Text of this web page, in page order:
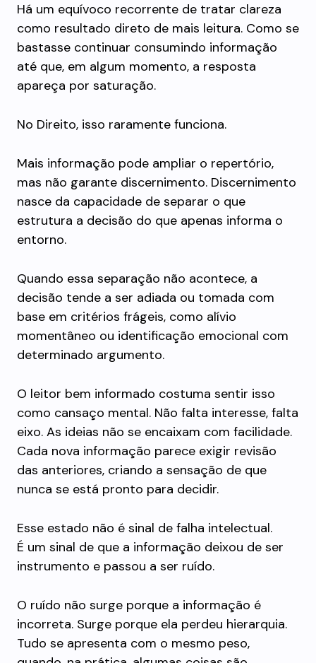
Há um equívoco recorrente de tratar clareza
como resultado direto de mais leitura. Como se
bastasse continuar consumindo informação
até que, em algum momento, a resposta
apareça por saturação.
No Direito, isso raramente funciona.
Mais informação pode ampliar o repertório,
mas não garante discernimento. Discernimento
nasce da capacidade de separar o que
estrutura a decisão do que apenas informa o
entorno.
Quando essa separação não acontece, a
decisão tende a ser adiada ou tomada com
base em critérios frágeis, como alívio
momentâneo ou identificação emocional com
determinado argumento.
O leitor bem informado costuma sentir isso
como cansaço mental. Não falta interesse, falta
eixo. As ideias não se encaixam com facilidade.
Cada nova informação parece exigir revisão
das anteriores, criando a sensação de que
nunca se está pronto para decidir.
Esse estado não é sinal de falha intelectual.
É um sinal de que a informação deixou de ser
instrumento e passou a ser ruído.
O ruído não surge porque a informação é
incorreta. Surge porque ela perdeu hierarquia.
Tudo se apresenta com o mesmo peso,